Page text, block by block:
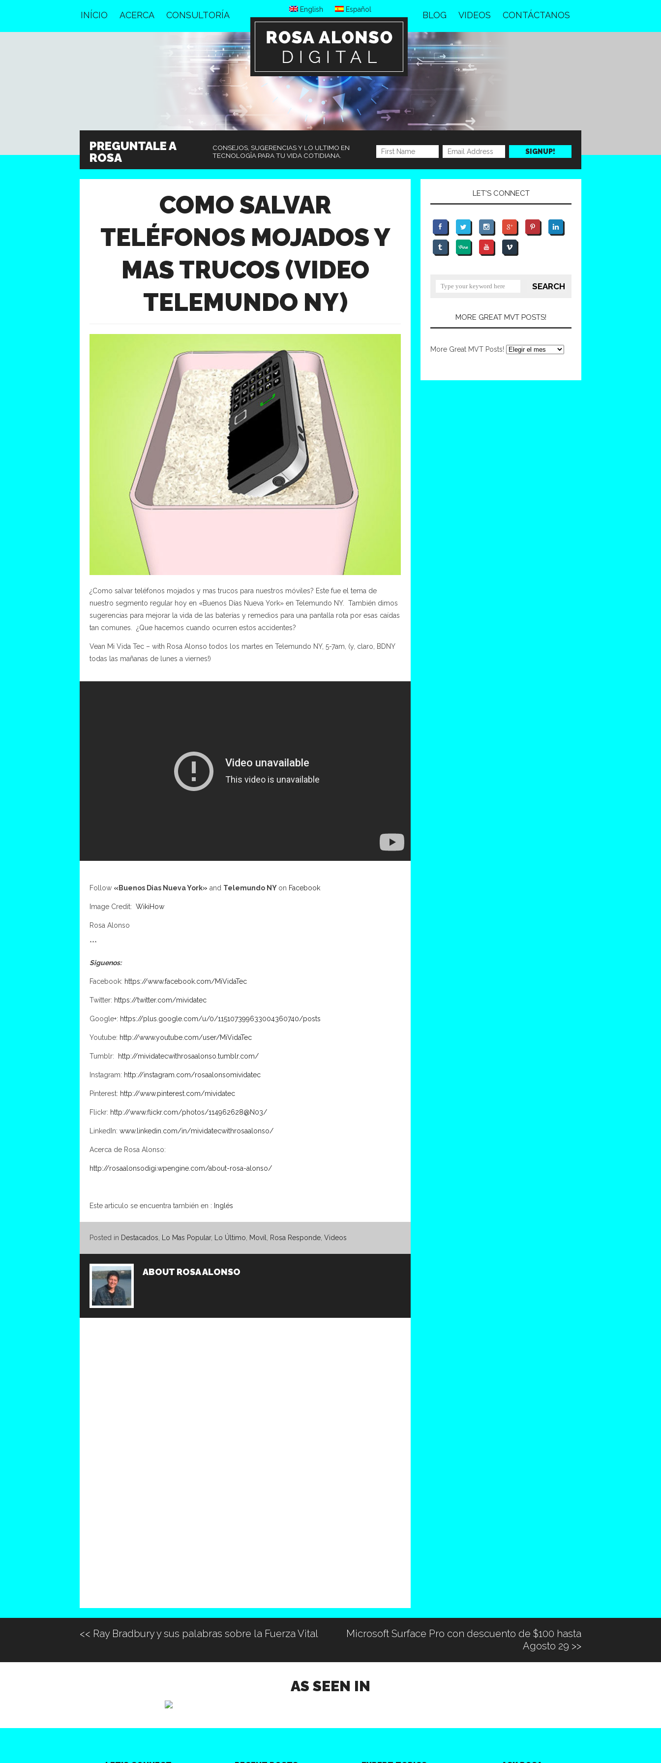
INÍCIO ACERCA CONSULTORÍA
English Español
BLOG VIDEOS CONTÁCTANOS
PREGUNTALE A
ROSA
CONSEJOS, SUGERENCIAS Y LO ULTIMO EN
TECNOLOGÎA PARA TU VIDA COTIDIANA.
COMO SALVAR
TELÉFONOS MOJADOS Y
MAS TRUCOS (VIDEO
TELEMUNDO NY)
¿Como salvar teléfonos mojados y mas trucos para nuestros móviles? Este fue el tema de
nuestro segmento regular hoy en «Buenos Días Nueva York» en Telemundo NY. También dimos
sugerencias para mejorar la vida de las baterías y remedios para una pantalla rota por esas caídas
tan comunes. ¿Que hacemos cuando ocurren estos accidentes?
Vean Mi Vida Tec – with Rosa Alonso todos los martes en Telemundo NY, 5-7am, (y, claro, BDNY
todas las mañanas de lunes a viernes!)
Follow «Buenos Dias Nueva York» and Telemundo NY on Facebook
Image Credit: WikiHow
Rosa Alonso
***
Siguenos:
Facebook: https://www.facebook.com/MiVidaTec
Twitter: https://twitter.com/mividatec
Google+: https://plus.google.com/u/0/115107399633004360740/posts
Youtube: http://www.youtube.com/user/MiVidaTec
Tumblr: http://mividatecwithrosaalonso.tumblr.com/
Instagram: http://instagram.com/rosaalonsomividatec
Pinterest: http://www.pinterest.com/mividatec
Flickr: http://www.flickr.com/photos/114962628@N03/
LinkedIn: www.linkedin.com/in/mividatecwithrosaalonso/
Acerca de Rosa Alonso:
http://rosaalonsodigi.wpengine.com/about-rosa-alonso/
Este articulo se encuentra también en : Inglés
Posted in Destacados Lo Mas Popular, Lo Último Movíl Rosa Responde Videos
ABOUT ROSA ALONSO
LET'S CONNECT
MORE GREAT MVT POSTS!
More Great MVT Posts!
<< Ray Bradbury y sus palabras sobre la Fuerza Vital
Microsoft Surface Pro con descuento de $100 hasta
Agosto 29 >>
AS SEEN IN